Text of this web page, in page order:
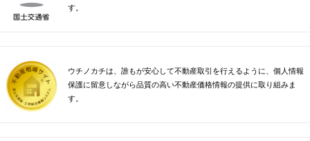
す。
ウチノカチは、誰もが安心して不動産取引を行えるように、個人情報
保護に留意しながら品質の高い不動産価格情報の提供に取り組みま
す。